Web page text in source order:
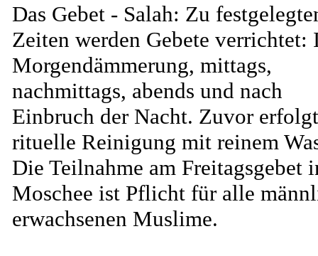
Das Gebet - Salah: Zu
Zeiten werden Gebete verrichtet:
Morgendämmerung, mittags,
nachmittags, abends und nach
Einbruch der Nacht. Zuvor
rituelle Reinigung mit reinem
Die Teilnahme am Freitagsgebet
Moschee ist Pflicht für alle
erwachsenen Muslime.